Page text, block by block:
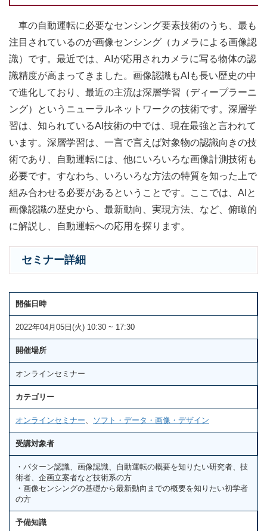
車の自動運転に必要なセンシング要素技術のうち、最も
注目されているのが画像センシング（カメラによる画像認
識）です。最近では、AIが応用されカメラに写る物体の認
識精度が高まってきました。画像認識もAIも長い歴史の中
で進化しており、最近の主流は深層学習（ディープラーニ
ング）というニューラルネットワークの技術です。深層学
習は、知られているAI技術の中では、現在最強と言われて
います。深層学習は、一言で言えば対象物の認識向きの技
術であり、自動運転には、他にいろいろな画像計測技術も
必要です。すなわち、いろいろな方法の特質を知った上で
組み合わせる必要があるということです。ここでは、AIと
画像認識の歴史から、最新動向、実現方法、など、俯瞰的
に解説し、自動運転への応用を探ります。
セミナー詳細
開催日時
2022年04月05日(火) 10:30 ~ 17:30
開催場所
オンラインセミナー
カテゴリー
オンラインセミナー ソフト・データ・画像・デザイン
受講対象者
・パターン認識、画像認識、自動運転の概要を知りたい研究者、技
術者、企画立案者など技術系の方
・画像センシングの基礎から最新動向までの概要を知りたい初学者
の方
予備知識